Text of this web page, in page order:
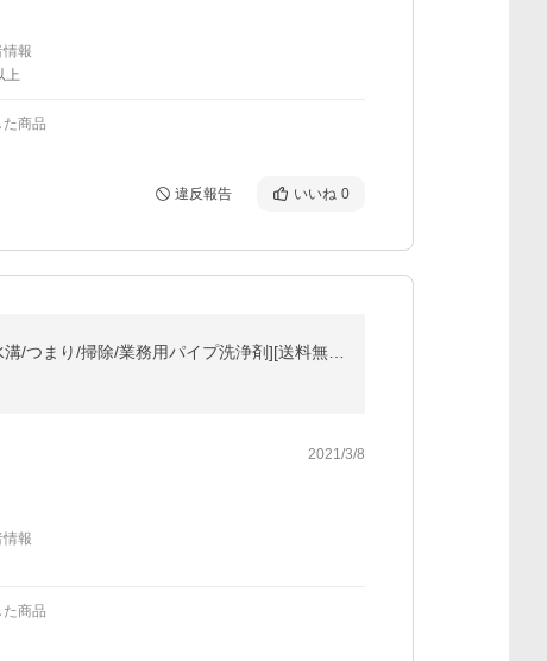
情報
上
商品
違反報告 いいね 0
2021/3/8
情報
商品